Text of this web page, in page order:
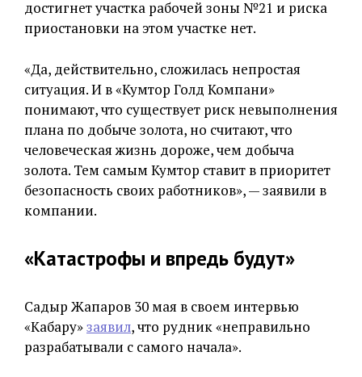
достигнет участка рабочей зоны №21 и риска
приостановки на этом участке нет.
«Да, действительно, сложилась непростая
ситуация. И в «Кумтор Голд Компани»
понимают, что существует риск невыполнения
плана по добыче золота, но считают, что
человеческая жизнь дороже, чем добыча
золота. Тем самым Кумтор ставит в приоритет
безопасность своих работников», — заявили в
компании.
«Катастрофы и впредь будут»
Садыр Жапаров 30 мая в своем интервью
«Кабару»заявил, что рудник «неправильно
разрабатывали с самого начала».